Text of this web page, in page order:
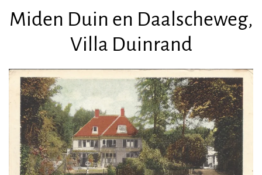
Miden Duin en Daalscheweg,
Villa Duinrand